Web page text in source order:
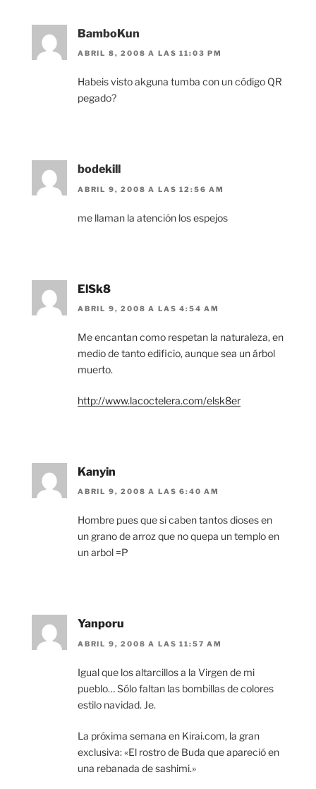
BamboKun
ABRIL 8, 2008 A LAS 11:03 PM
Habeis visto akguna tumba con un código QR
pegado?
bodekill
ABRIL 9, 2008 A LAS 12:56 AM
me llaman la atención los espejos
ElSk8
ABRIL 9, 2008 A LAS 4:54 AM
Me encantan como respetan la naturaleza, en
medio de tanto edificio, aunque sea un árbol
muerto.
http://www.lacoctelera.com/elsk8er
Kanyin
ABRIL 9, 2008 A LAS 6:40 AM
Hombre pues que si caben tantos dioses en
un grano de arroz que no quepa un templo en
un arbol =P
Yanporu
ABRIL 9, 2008 A LAS 11:57 AM
Igual que los altarcillos a la Virgen de mi
pueblo… Sólo faltan las bombillas de colores
estilo navidad. Je.
La próxima semana en Kirai.com, la gran
exclusiva: «El rostro de Buda que apareció en
una rebanada de sashimi.»